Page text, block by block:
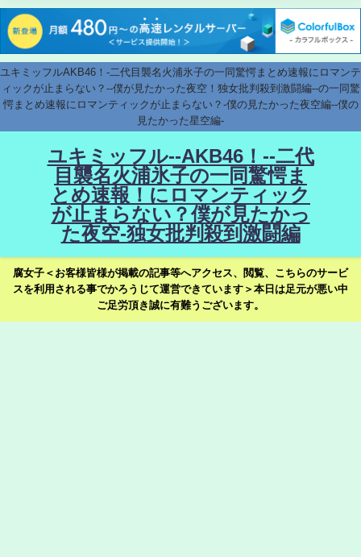
ユキミッフルAKB46！-二代目襲名火浦氷子の一同驚愕まとめ速報にロマンテ
ィックが止まらない？--僕が見たかった夜空！独女批判殺到激闘編--の一同驚
愕まとめ速報にロマンティックが止まらない？-僕の見たかった夜空編--僕の
見たかった星空編-
ユキミッフル--AKB46！--二代
目襲名火浦氷子の一同驚愕ま
とめ速報！にロマンティック
が止まらない？僕が見たかっ
た夜空-独女批判殺到激闘編
腐女子＜お客様皆様が掲載の記事等へアクセス、閲覧、こちらのサービ
スを利用される事でかろうじて運営できています＞本日は足元が悪い中
ご足労頂き誠に有難うございます。